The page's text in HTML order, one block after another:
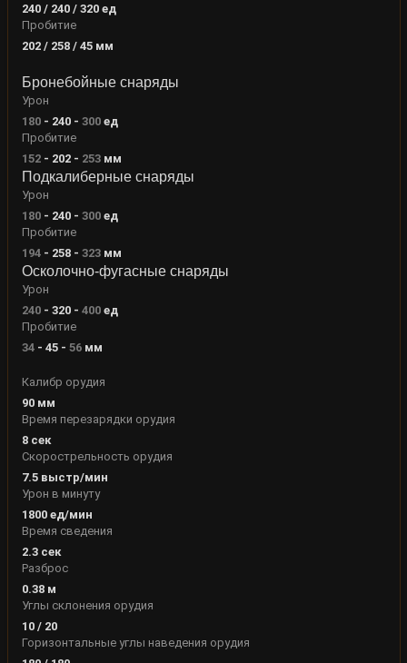
240 / 240 / 320 ед
Пробитие
202 / 258 / 45 мм
Бронебойные снаряды
Урон
180- 240- 300ед
Пробитие
152- 202- 253 мм
Подкалиберные снаряды
Урон
180- 240- 300ед
Пробитие
194- 258- 323 мм
Осколочно-фугасные снаряды
Урон
240- 320- 400ед
Пробитие
34- 45- 56 мм
Калибр орудия
90мм
Время перезарядки орудия
8сек
Скорострельность орудия
7.5выстр/мин
Урон в минуту
1800ед/мин
Время сведения
2.3сек
Разброс
0.38м
Углы склонения орудия
10 / 20
Горизонтальные углы наведения орудия